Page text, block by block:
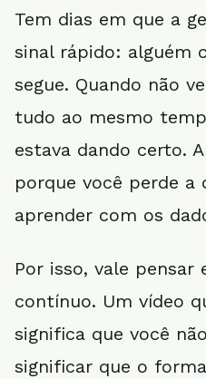
Tem dias em que a
sinal rápido: alguém
segue. Quando não
tudo ao mesmo
estava dando certo.
porque você perde a
aprender com os
Por isso, vale pensar
contínuo. Um vídeo
significa que você
significar que o